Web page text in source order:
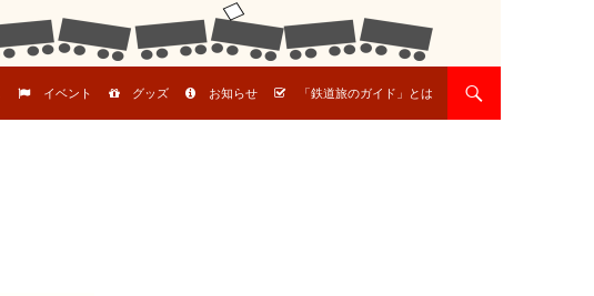
イベント グッズ お知らせ 「鉄道旅のガイド」とは